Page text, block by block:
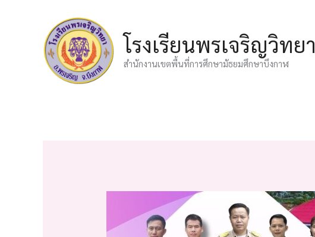
โรงเรียนพรเจริญวิทยา
สำนักงานเขตพื้นที่การศึกษามัธยมศึกษาบึงกาฬ